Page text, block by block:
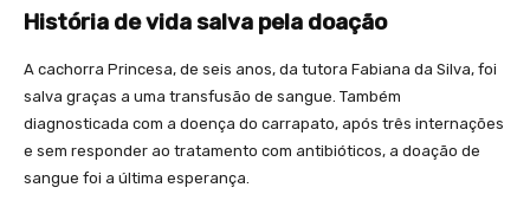
História de vida salva pela doação
A cachorra Princesa, de seis anos, da tutora Fabiana da Silva, foi
salva graças a uma transfusão de sangue. Também
diagnosticada com a doença do carrapato, após três internações
e sem responder ao tratamento com antibióticos, a doação de
sangue foi a última esperança.